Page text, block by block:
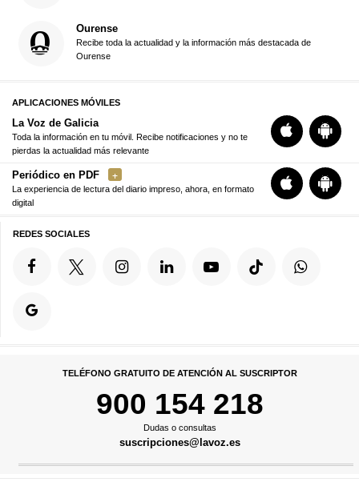
Ourense
Recibe toda la actualidad y la información más destacada de
Ourense
APLICACIONES MÓVILES
La Voz de Galicia
Toda la información en tu móvil. Recibe notificaciones y no te
pierdas la actualidad más relevante
Periódico en PDF
La experiencia de lectura del diario impreso, ahora, en formato
digital
REDES SOCIALES
TELÉFONO GRATUITO DE ATENCIÓN AL SUSCRIPTOR
900 154 218
Dudas o consultas
suscripciones@lavoz.es